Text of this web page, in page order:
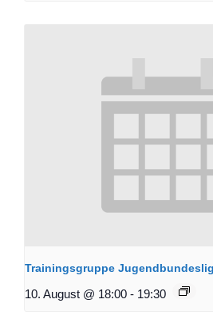
Trainingsgruppe
10. August @ 18:00 - 19:30